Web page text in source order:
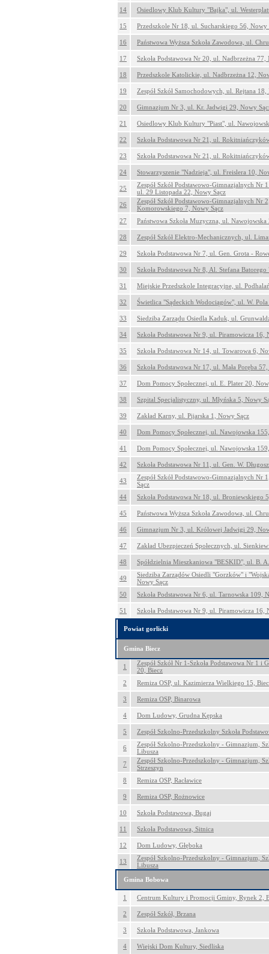
14 Osiedlowy Klub Kultury "Bajka", ul.
15 Przedszkole Nr 18, ul. Sucharskiego 56, Nowy
16 Państwowa Wyższa Szkoła Zawodowa, ul.
17 Szkoła Podstawowa Nr 20, ul. Nadbrzeżna 77,
18 Przedszkole Katolickie, ul. Nadbrzeżna 12,
19 Zespół Szkół Samochodowych, ul. Rejtana
20 Gimnazjum Nr 3, ul. Kr. Jadwigi 29, Nowy
21 Osiedlowy Klub Kultury "Piast", ul.
22 Szkoła Podstawowa Nr 21, ul.
23 Szkoła Podstawowa Nr 21, ul.
24 Stowarzyszenie "Nadzieja", ul. Freislera 10,
25
Zespół Szkół Podstawowo-Gimnazjalnych Nr
ul. 29 Listopada 22, Nowy Sącz
26
Zespół Szkół Podstawowo-Gimnazjalnych Nr
Komorowskiego 7, Nowy Sącz
27
Państwowa Szkoła Muzyczna, ul.
28 Zespół Szkół Elektro-Mechanicznych, ul.
29 Szkoła Podstawowa Nr 7, ul. Gen. Grota -
30 Szkoła Podstawowa Nr 8, Al. Stefana
31 Miejskie Przedszkole Integracyjne, ul.
32 Świetlica "Sądeckich Wodociągów", ul. W.
33 Siedziba Zarządu Osiedla Kaduk, ul.
34 Szkoła Podstawowa Nr 9, ul. Piramowicza 16,
35 Szkoła Podstawowa Nr 14, ul. Towarowa 6,
36 Szkoła Podstawowa Nr 17, ul. Mała Poręba
37 Dom Pomocy Społecznej, ul. E. Plater 20,
38 Szpital Specjalistyczny, ul. Młyńska 5, Nowy
39 Zakład Karny, ul. Pijarska 1, Nowy Sącz
40 Dom Pomocy Społecznej, ul. Nawojowska
41 Dom Pomocy Społecznej, ul. Nawojowska
42 Szkoła Podstawowa Nr 11, ul. Gen. W.
43
Zespół Szkół Podstawowo-Gimnazjalnych Nr
Sącz
44
Szkoła Podstawowa Nr 18, ul. Broniewskiego
45 Państwowa Wyższa Szkoła Zawodowa, ul.
46 Gimnazjum Nr 3, ul. Królowej Jadwigi 29,
47 Zakład Ubezpieczeń Społecznych, ul.
48 Spółdzielnia Mieszkaniowa "BESKID", ul. B.
49
Siedziba Zarządów Osiedli "Gorzków" i
Nowy Sącz
50
Szkoła Podstawowa Nr 6, ul. Tarnowska 109,
51 Szkoła Podstawowa Nr 9, ul. Piramowicza 16,
Powiat gorlicki
Gmina Biecz
1
Zespół Szkół Nr 1-Szkoła Podstawowa Nr 1
20, Biecz
2
Remiza OSP, ul. Kazimierza Wielkiego 15,
3 Remiza OSP, Binarowa
4 Dom Ludowy, Grudna Kępska
5 Zespół Szkolno-Przedszkolny Szkoła
6
Zespół Szkolno-Przedszkolny - Gimnazjum,
Libusza
7
Zespół Szkolno-Przedszkolny - Gimnazjum,
Strzeszyn
8
Remiza OSP, Racławice
9 Remiza OSP, Rożnowice
10 Szkoła Podstawowa, Bugaj
11 Szkoła Podstawowa, Sitnica
12 Dom Ludowy, Głęboka
13
Zespół Szkolno-Przedszkolny - Gimnazjum,
Libusza
Gmina Bobowa
1 Centrum Kultury i Promocji Gminy, Rynek 2,
2 Zespół Szkół, Brzana
3 Szkoła Podstawowa, Jankowa
4 Wiejski Dom Kultury, Siedliska